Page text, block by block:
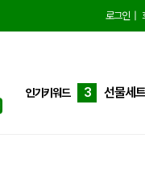
로그인
인기키워드
1
에코백
3
선물세